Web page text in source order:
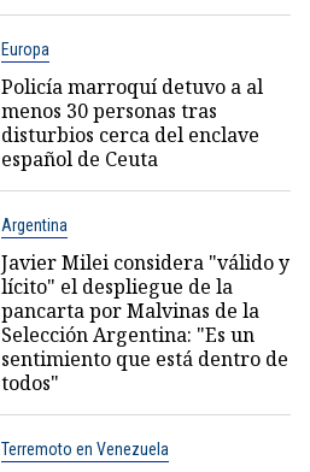
Europa
Policía marroquí detuvo a al
menos 30 personas tras
disturbios cerca del enclave
español de Ceuta
Argentina
Javier Milei considera "válido y
lícito" el despliegue de la
pancarta por Malvinas de la
Selección Argentina: "Es un
sentimiento que está dentro de
todos"
Terremoto en Venezuela